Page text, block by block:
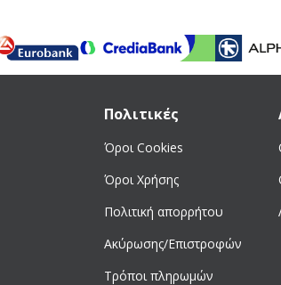
Πολιτικές
Όροι Cookies
Όροι Χρήσης
Πολιτική απορρήτου
Ακύρωσης/Επιστροφών
Τρόποι πληρωμών